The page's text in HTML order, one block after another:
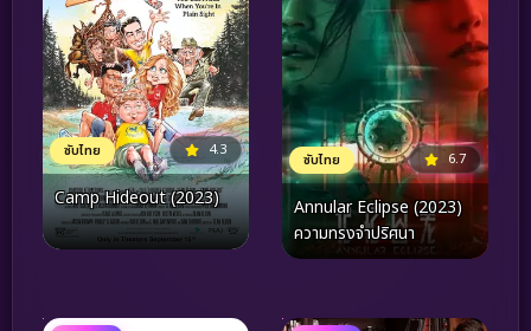
ซับไทย 4.3
Camp Hideout (2023)
ซับไทย 6.7
Annular Eclipse (2023)
ความทรงจำปริศนา